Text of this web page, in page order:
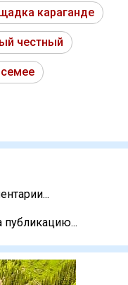
караганде
честный
публикацию...